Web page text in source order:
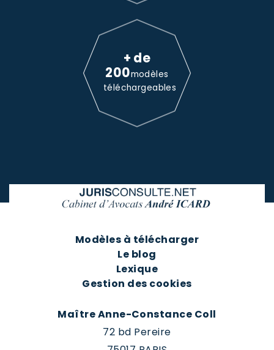
+ de
200modèles
téléchargeables
Modèles à télécharger
Le blog
Lexique
Gestion des cookies
Maître Anne-Constance Coll
72 bd Pereire